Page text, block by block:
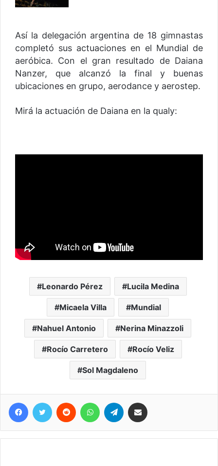
Así la delegación argentina de 18 gimnastas
completó sus actuaciones en el Mundial de
aeróbica. Con el gran resultado de Daiana
Nanzer, que alcanzó la final y buenas
ubicaciones en grupo, aerodance y aerostep.
Mirá la actuación de Daiana en la qualy:
Leonardo Pérez Lucila Medina
Micaela Villa Mundial
Nahuel Antonio Nerina Minazzoli
Rocío Carretero Rocío Veliz
Sol Magdaleno
Telegram